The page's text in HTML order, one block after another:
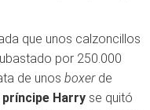
que unos calzoncillos
por 250.000
de unos boxerde
príncipe Harry se quitó